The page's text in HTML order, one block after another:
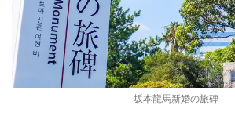
坂本龍馬新婚の旅碑